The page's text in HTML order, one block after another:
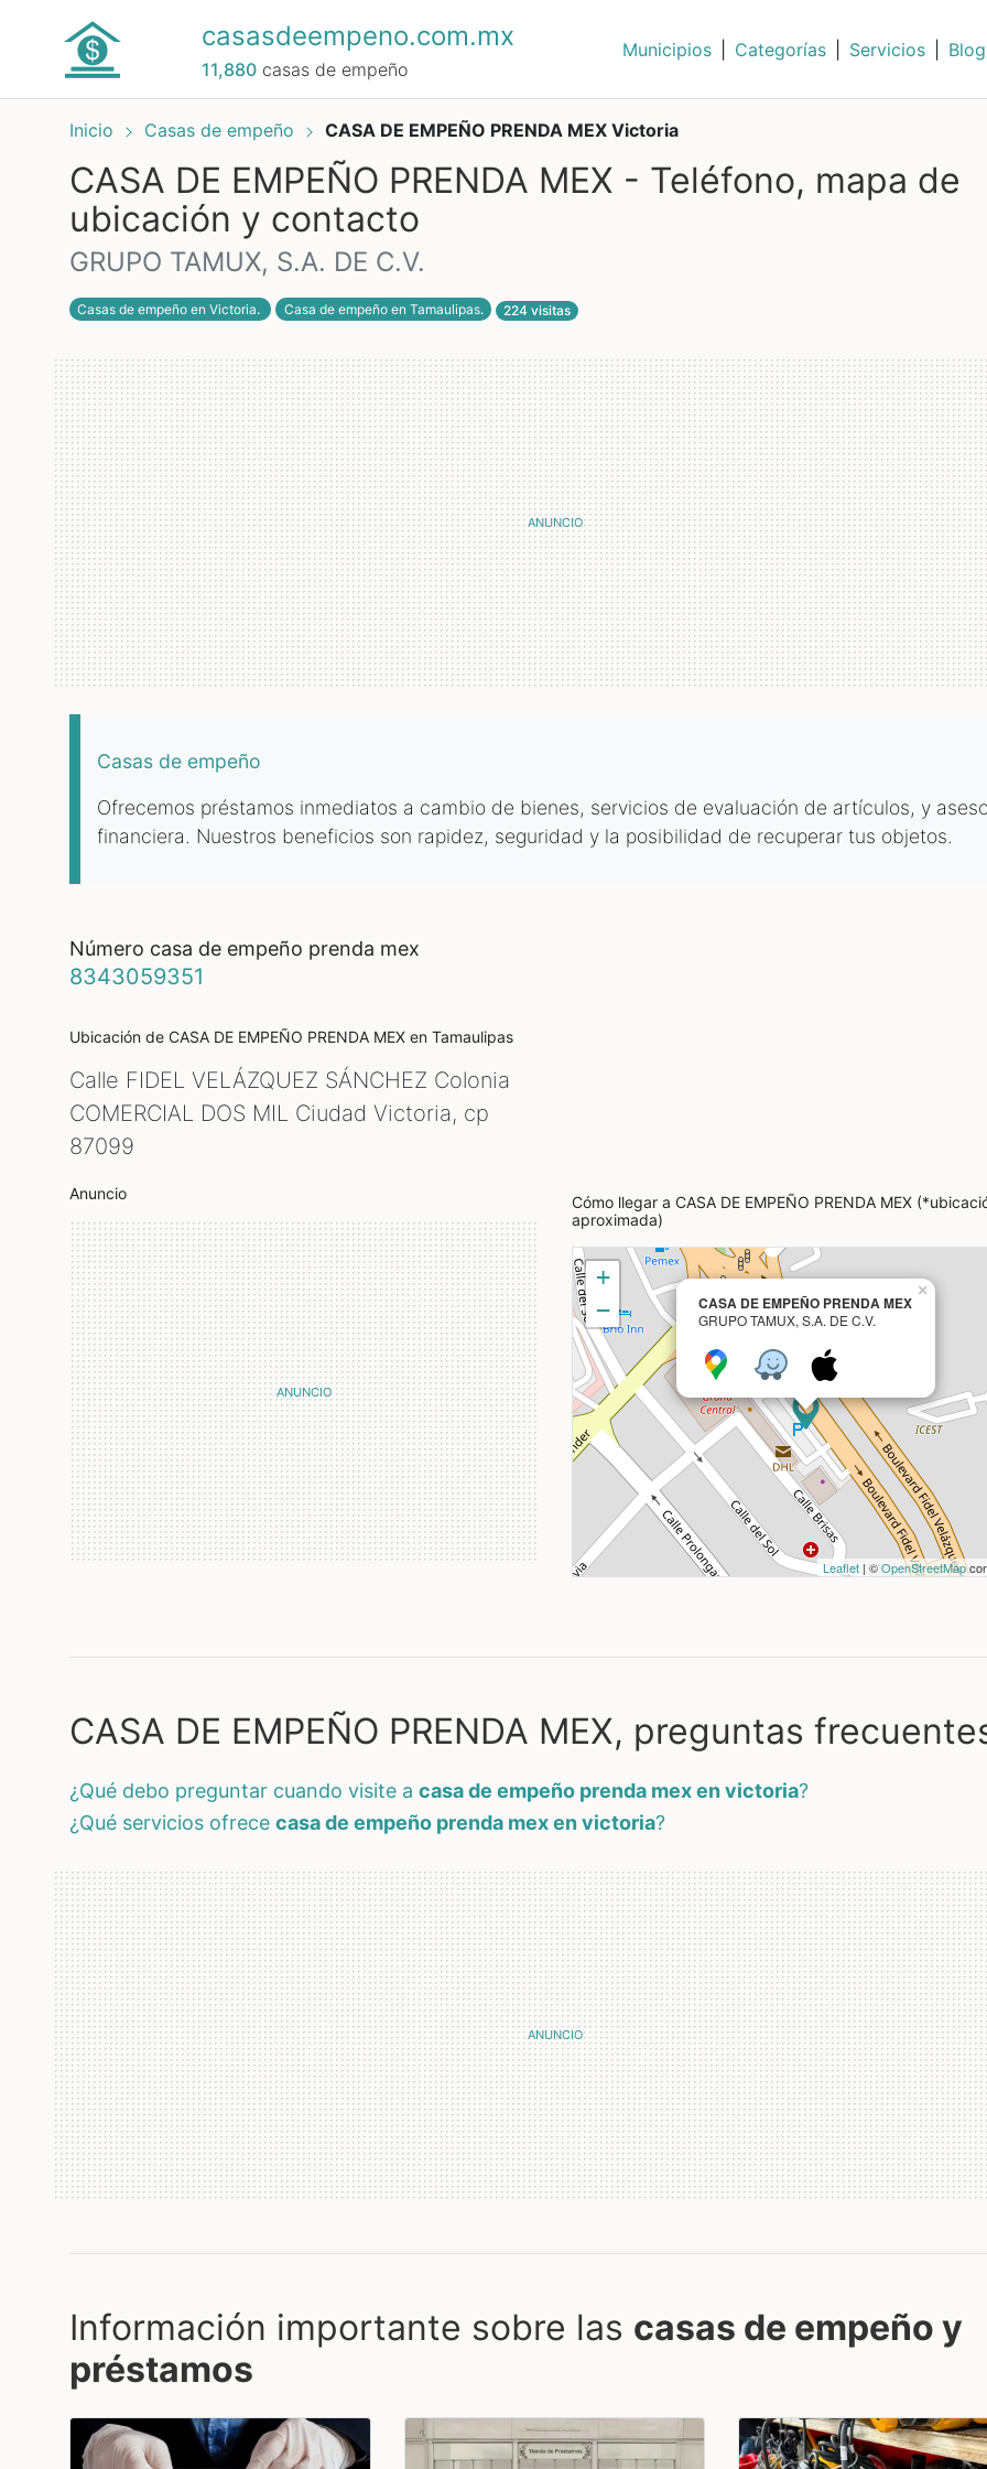
casasdeempeno.com.mx
11,880casas de empeño
Municipios Categorías Servicios Blog
Inicio Casas de empeño CASA DE EMPEÑO PRENDA MEX Victoria
CASA DE EMPEÑO PRENDA MEX - Teléfono, mapa de
ubicación y contacto
GRUPO TAMUX, S.A. DE C.V.
Casas de empeño en Victoria. Casa de empeño en Tamaulipas. 224 visitas
Casas de empeño
Ofrecemos préstamos inmediatos a cambio de bienes, servicios de evaluación de artículos, y
financiera. Nuestros beneficios son rapidez, seguridad y la posibilidad de recuperar tus objetos.
número casa de empeño prenda mex
8343059351
Ubicación de CASA DE EMPEÑO PRENDA MEX en Tamaulipas
Calle FIDEL VELÁZQUEZ SÁNCHEZ Colonia
COMERCIAL DOS MIL Ciudad Victoria, cp
87099
Anuncio
Cómo llegar a CASA DE EMPEÑO PRENDA MEX
aproximada)
CASA DE EMPEÑO PRENDA MEX
GRUPO TAMUX, S.A. DE C.V.
×
+
−
Leaflet | ©OpenStreetMap
CASA DE EMPEÑO PRENDA MEX, preguntas
¿qué debo preguntar cuando visite a casa de empeño prenda mex en victoria?
¿qué servicios ofrece casa de empeño prenda mex en victoria?
Información importante sobre las casas de empeño y
préstamos